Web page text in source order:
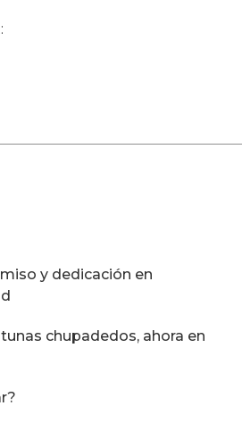
y dedicación en
chupadedos, ahora en